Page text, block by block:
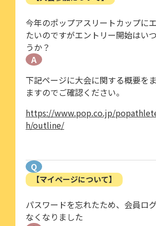
今年のポップアスリートカップに
たいのですがエントリー開始はい
うか？
A
下記ページに大会に関する概要を
ますのでご確認ください。
https://www.pop.co.jp/
h/outline/
Q
【マイページについて】
パスワードを忘れたため、会員ロ
なくなりました